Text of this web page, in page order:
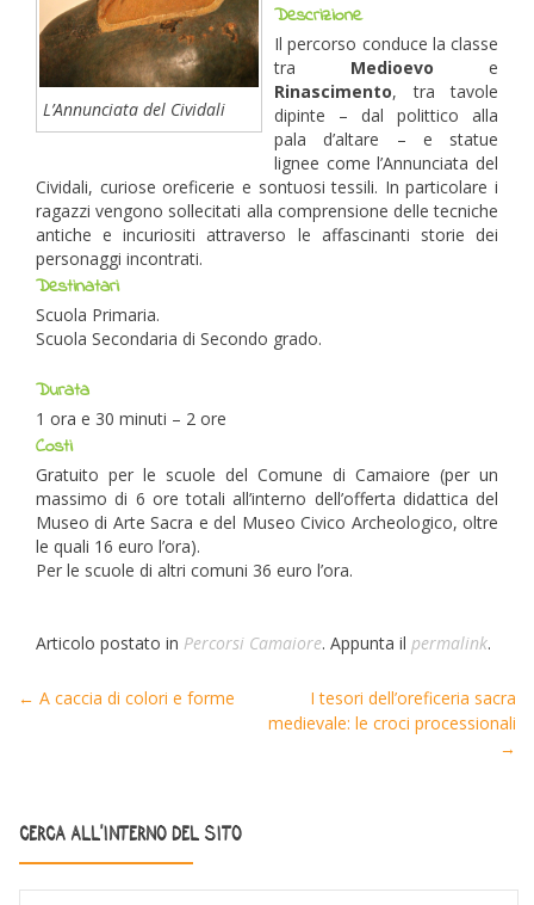
L’Annunciata del Cividali
Descrizione
Il percorso conduce la classe
tra Medioevo e
Rinascimento, tra tavole
dipinte – dal polittico alla
pala d’altare – e statue
lignee come l’Annunciata del
Cividali, curiose oreficerie e sontuosi tessili. In particolare i
ragazzi vengono sollecitati alla comprensione delle tecniche
antiche e incuriositi attraverso le affascinanti storie dei
personaggi incontrati.
Destinatari
Scuola Primaria.
Scuola Secondaria di Secondo grado.
Durata
1 ora e 30 minuti – 2 ore
Costi
Gratuito per le scuole del Comune di Camaiore (per un
massimo di 6 ore totali all’interno dell’offerta didattica del
Museo di Arte Sacra e del Museo Civico Archeologico, oltre
le quali 16 euro l’ora).
Per le scuole di altri comuni 36 euro l’ora.
Articolo postato in Percorsi Camaiore. Appunta il permalink.
Post navigation
← A caccia di colori e forme
I tesori dell’oreficeria sacra
medievale: le croci processionali
→
CERCA ALL’INTERNO DEL SITO